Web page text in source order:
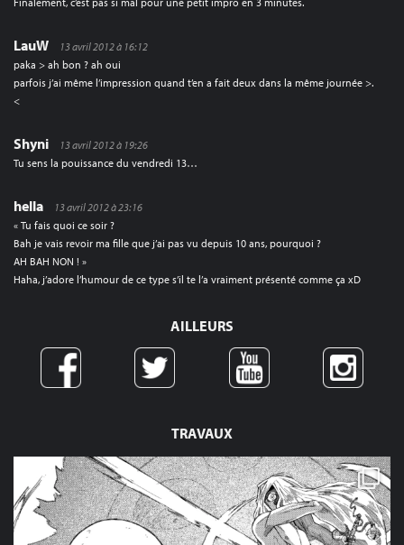
TRAVAUX
LauW
13 avril 2012 à 16:12
paka > ah bon ? ah oui
parfois j’ai même l’impression quand t’en a fait deux dans la même journée >.
<
Shyni
13 avril 2012 à 19:26
Tu sens la pouissance du vendredi 13…
hella
13 avril 2012 à 23:16
« Tu fais quoi ce soir ?
Bah je vais revoir ma fille que j’ai pas vu depuis 10 ans, pourquoi ?
AH BAH NON ! »
Haha, j’adore l’humour de ce type s’il te l’a vraiment présenté comme ça xD
AILLEURS